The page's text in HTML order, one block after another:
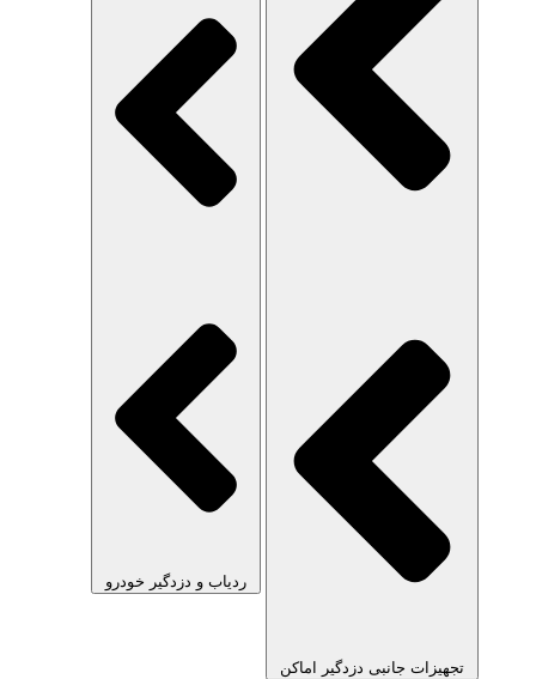
تجهیزات جانبی دزدگیر اماکن
ردیاب و دزدگیر خودرو